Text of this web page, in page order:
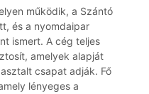
működik, a Szántó
és a nyomdaipar
ismert. A cég teljes
amelyek alapját
csapat adják. Fő
lényeges a